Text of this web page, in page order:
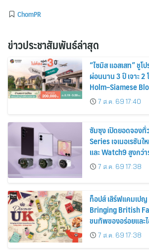
ChomPR
ข่าวประชาสัมพันธ์ล่าสุด
“ไซมิส แอสเสท” ชู
ผ่อนนาน 3 ปี เจาะ 2
Holm–Siamese
ส่วนลดและสิทธิพิเศษ
2569
7 ส.ค. 69 17:40
ซัมซุง เปิดยอดจองทั่
Series เจเนอเรชัน
และ Watch9 สูงกว่
30%7 ส.ค. 69 17:38
ท็อปส์ เสิร์ฟแคมเป
Bringing British
ขนทัพของอร่อยและ
อาณาจักร ส่งตรงถึง
สิงหาคมนี้
7 ส.ค. 69 17:38